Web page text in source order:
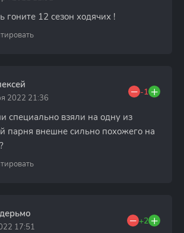
гоните 12 сезон ходячих !
2022 21:36
-1
специально взяли на одну из
парня внешне сильно похожего на
17:51
+2